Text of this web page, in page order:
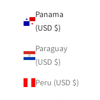
Panama
(USD $)
Paraguay
(USD $)
Peru (USD $)